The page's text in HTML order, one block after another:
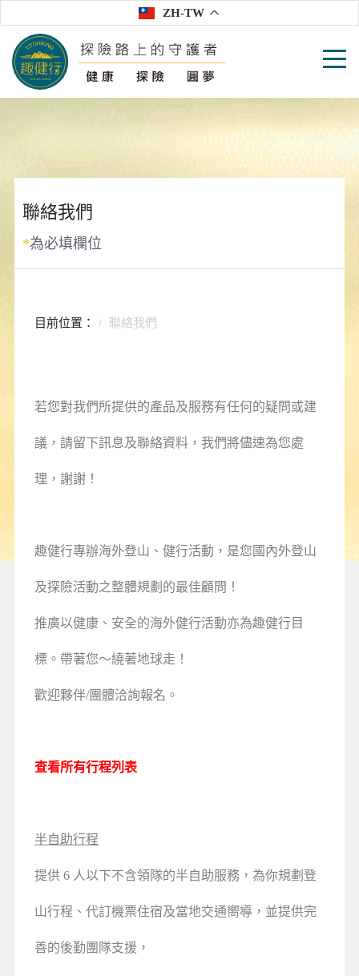
ZH-TW
聯絡我們
*為必填欄位
目前位置： 聯絡我們
若您對我們所提供的產品及服務有任何的疑問或建
議，請留下訊息及聯絡資料，我們將儘速為您處
理，謝謝！
趣健行專辦海外登山、健行活動，是您國內外登山
及探險活動之整體規劃的最佳顧問！
推廣以健康、安全的海外健行活動亦為趣健行目
標。帶著您～繞著地球走！
歡迎夥伴/團體洽詢報名。
查看所有行程列表
半自助行程
提供 6 人以下不含領隊的半自助服務，為你規劃登
山行程、代訂機票住宿及當地交通嚮導，並提供完
善的後勤團隊支援，